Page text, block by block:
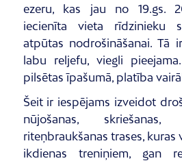
ezeru, kas jau no 19.gs.
iecienīta vieta rīdzinieku
atpūtas nodrošināšanai. Tā
labu reljefu, viegli
pilsētas īpašumā, platība
Šeit ir iespējams izveidot
nūjošanas,
riteņbraukšanas trases,
ikdienas treniņiem, gan